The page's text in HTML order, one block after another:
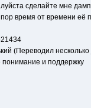
сделайте мне
время от времени её
(Переводил
и поддержку